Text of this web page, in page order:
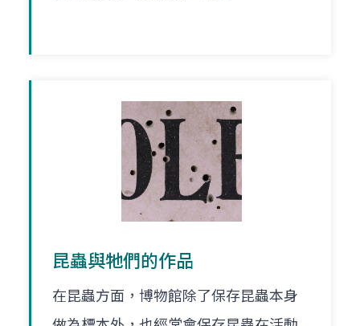
昆蟲與牠們的作品
在昆蟲方面，博物館除了保存昆蟲本身